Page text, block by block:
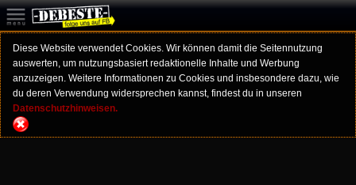
Diese Website verwendet Cookies. Wir können damit die Seitennutzung
auswerten, um nutzungsbasiert redaktionelle Inhalte und Werbung
anzuzeigen. Weitere Informationen zu Cookies und insbesondere dazu, wie
du deren Verwendung widersprechen kannst, findest du in unseren
Datenschutzhinweisen.